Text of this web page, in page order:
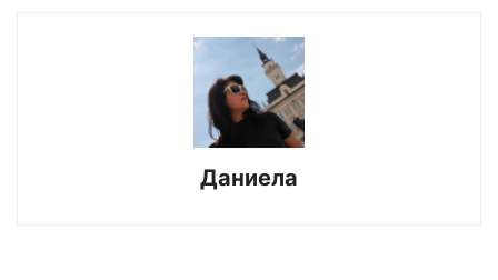
Даниела